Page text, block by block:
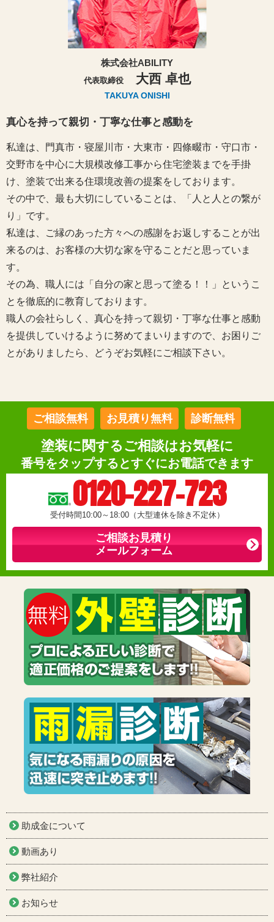
株式会社ABILITY
代表取締役 大西 卓也
TAKUYA ONISHI
真心を持って親切・丁寧な仕事と感動を
私達は、門真市・寝屋川市・大東市・四條畷市・守口市・
交野市を中心に大規模改修工事から住宅塗装までを手掛
け、塗装で出来る住環境改善の提案をしております。
その中で、最も大切にしていることは、「人と人との繋が
り」です。
私達は、ご縁のあった方々への感謝をお返しすることが出
来るのは、お客様の大切な家を守ることだと思っていま
す。
その為、職人には「自分の家と思って塗る！！」というこ
とを徹底的に教育しております。
職人の会社らしく、真心を持って親切・丁寧な仕事と感動
を提供していけるように努めてまいりますので、お困りご
とがありましたら、どうぞお気軽にご相談下さい。
ご相談無料 お見積り無料 診断無料
塗装に関するご相談はお気軽に
番号をタップするとすぐにお電話できます
0120-227-723
受付時間10:00～18:00（大型連休を除き不定休）
ご相談お見積り
メールフォーム
助成金について
動画あり
弊社紹介
お知らせ